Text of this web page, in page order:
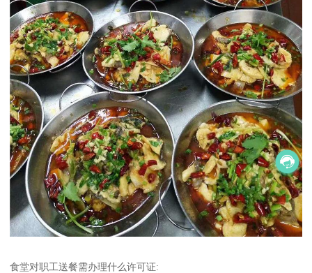
食堂对职工送餐需办理什么许可证: